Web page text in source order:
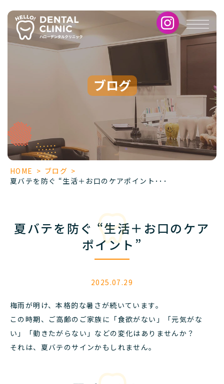
夏
バ
テ
＋
口
の
ケ
ア
ポ
ブログ
HOME > ブログ >
夏バテを防ぐ “生活＋お口のケアポイント･･･
夏バテを防ぐ “生活＋お口のケア
ポイント”
2025.07.29
梅雨が明け、本格的な暑さが続いています。
この時期、ご高齢のご家族に「食欲がない」「元気がな
い」「動きたがらない」などの変化はありませんか？
それは、夏バテのサインかもしれません。